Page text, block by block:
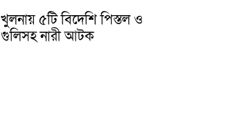
খুলনায় ৫টি বিদেশি পিস্তল ও
গুলিসহ নারী আটক